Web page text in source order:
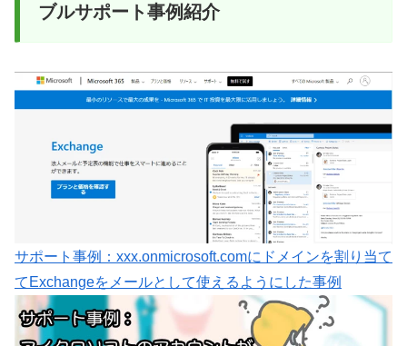
ブルサポート事例紹介
サポート事例：xxx.onmicrosoft.comにドメインを割り当て
てExchangeをメールとして使えるようにした事例